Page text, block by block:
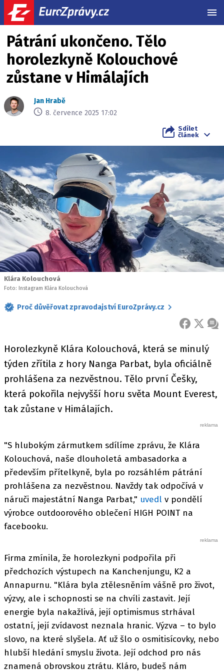
Pátrání ukončeno. Tělo
horolezkyně Kolouchové
zůstane v Himálajích
Jan Hrabě
8. července 2025 17:02
Sdílet
článek
Klára Kolouchová
Foto: Instagram Klára Kolouchová
Proč důvěřovat zpravodajství EuroZprávy.cz
FACEBOOK
X
Horolezkyně Klára Kolouchová, která se minulý
týden zřítila z hory Nanga Parbat, byla oficiálně
prohlášena za nezvěstnou. Tělo první Češky,
která pokořila nejvyšší horu světa Mount Everest,
tak zůstane v Himálajích.
"S hlubokým zármutkem sdílíme zprávu, že Klára
Kolouchová, naše dlouholetá ambasadorka a
především přítelkyně, byla po rozsáhlém pátrání
prohlášena za nezvěstnou. Navždy tak odpočívá v
náruči majestátní Nanga Parbat," uvedl v pondělí
výrobce outdoorového oblečení HIGH POINT na
facebooku.
Firma zmínila, že horolezkyni podpořila při
předchozích výstupech na Kanchenjungu, K2 a
Annapurnu. "Klára byla ztělesněním vášně pro život,
výzvy, ale i schopnosti se na chvíli zastavit. Její
energie byla nakažlivá, její optimismus strhával
ostatní, její zvídavost neznala hranic. Výzva – to bylo
slovo, na které slyšela. Ať už šlo o osmitisícovky, nebo
hlubší hledání smyslu života. Její odchod pro nás
znamená obrovskou ztrátu. Kláro, budeš nám